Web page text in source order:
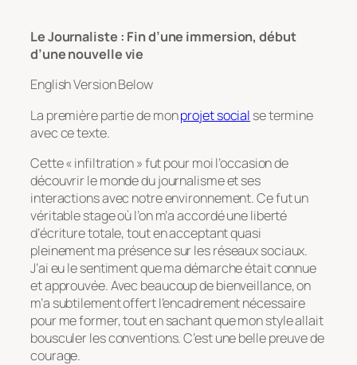
Le Journaliste : Fin d’une immersion, début
d’une nouvelle vie
English Version Below
La première partie de monprojet social se termine
avec ce texte.
Cette « infiltration » fut pour moi l’occasion de
découvrir le monde du journalisme et ses
interactions avec notre environnement. Ce fut un
véritable stage où l’on m’a accordé une liberté
d’écriture totale, tout en acceptant quasi
pleinement ma présence sur les réseaux sociaux.
J’ai eu le sentiment que ma démarche était connue
et approuvée. Avec beaucoup de bienveillance, on
m’a subtilement offert l’encadrement nécessaire
pour me former, tout en sachant que mon style allait
bousculer les conventions. C’est une belle preuve de
courage.